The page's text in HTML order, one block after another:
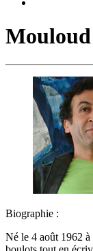
Biographie :
Né le 4 août 1962